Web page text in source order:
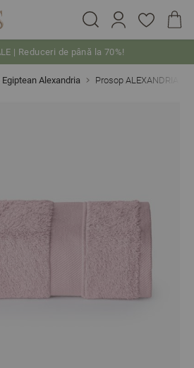
| Reduceri de până la 70%!
Alexandria Prosop ALEXANDRIA